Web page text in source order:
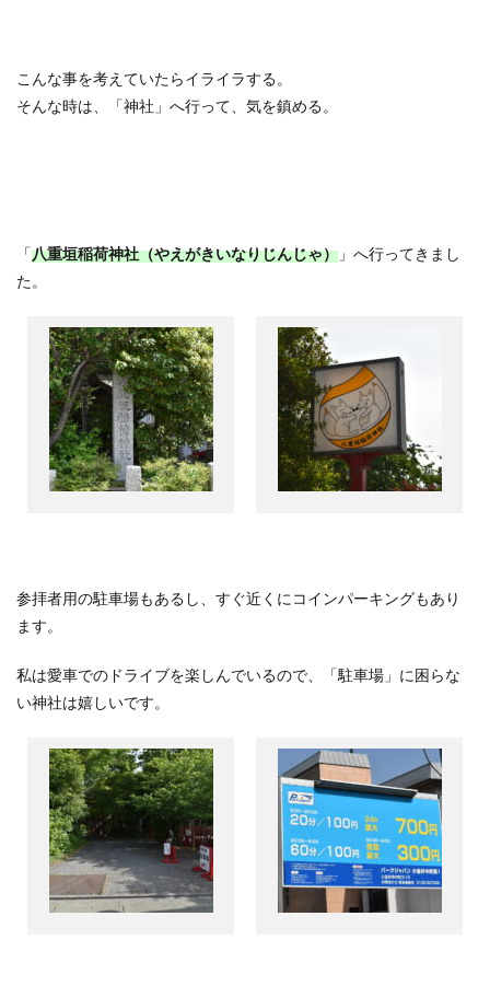
こんな事を考えていたらイライラする。
そんな時は、「神社」へ行って、気を鎮める。
「八重垣稲荷神社（やえがきいなりじんじゃ） 」へ行ってきまし
た。
参拝者用の駐車場もあるし、すぐ近くにコインパーキングもあり
ます。
私は愛車でのドライブを楽しんでいるので、「駐車場」に困らな
い神社は嬉しいです。